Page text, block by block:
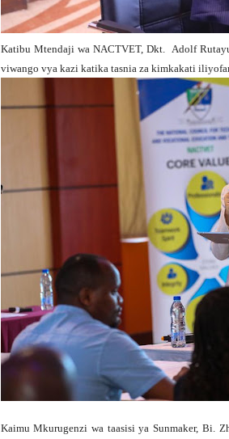
Katibu Mtendaji wa NACTVET, Dkt. Adolf
viwango vya kazi katika tasnia za kimkakati
Kaimu Mkurugenzi wa taasisi ya Sunmaker, Bi.